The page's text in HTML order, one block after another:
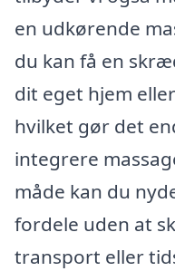
en udkørende
du kan få en
dit eget hjem
hvilket gør det
integrere
måde kan du
fordele uden at
transport eller